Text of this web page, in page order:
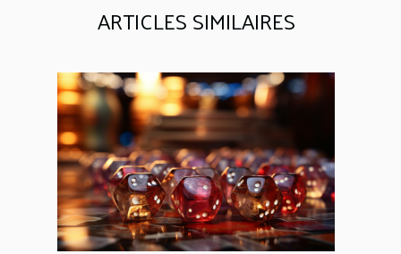
ARTICLES SIMILAIRES